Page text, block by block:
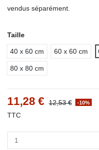
vendus séparément.
Taille
40 x 60 cm 60 x 60 cm
80 x 80 cm
11,28 € 12,53 € -10%
TTC